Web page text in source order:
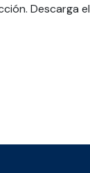
Descarga